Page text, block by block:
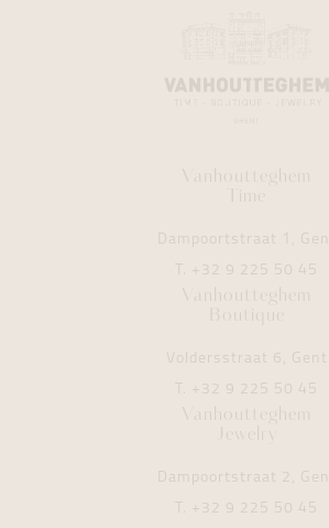
Vanhoutteghem
Time
Dampoortstraat 1, Gent
T. +32 9 225 50 45
Vanhoutteghem
Boutique
Voldersstraat 6, Gent
T. +32 9 225 50 45
Vanhoutteghem
Jewelry
Dampoortstraat 2, Gent
T. +32 9 225 50 45